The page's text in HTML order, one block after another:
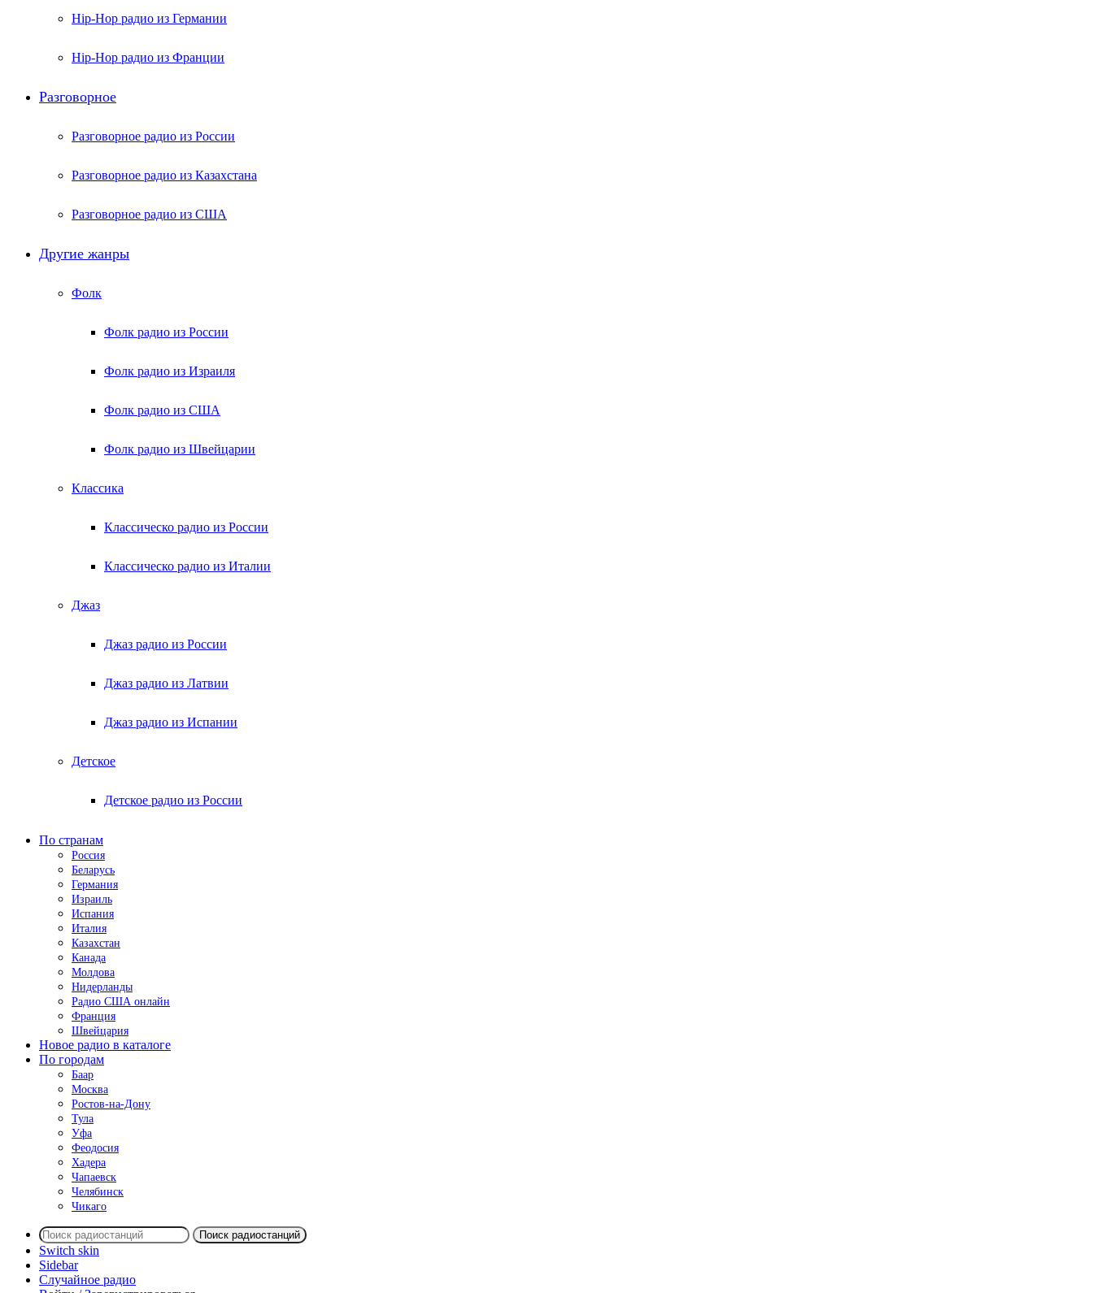
Hip-Hop радио из Германии
Hip-Hop радио из Франции
Разговорное
Разговорное радио из России
Разговорное радио из Казахстана
Разговорное радио из США
Другие жанры
Фолк
Фолк радио из России
Фолк радио из Израиля
Фолк радио из США
Фолк радио из Швейцарии
Классика
Классическо радио из России
Классическо радио из Италии
Джаз
Джаз радио из России
Джаз радио из Латвии
Джаз радио из Испании
Детское
Детское радио из России
По странам
Россия
Беларусь
Германия
Израиль
Испания
Италия
Казахстан
Канада
Молдова
Нидерланды
Радио США онлайн
Франция
Швейцария
Новое радио в каталоге
По городам
Баар
Москва
Ростов-на-Дону
Тула
Уфа
Феодосия
Хадера
Чапаевск
Челябинск
Чикаго
Поиск радиостанций
Switch skin
Sidebar
Случайное радио